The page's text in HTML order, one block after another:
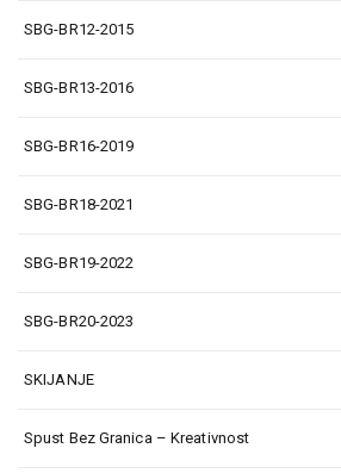
SBG-BR12-2015
SBG-BR13-2016
SBG-BR16-2019
SBG-BR18-2021
SBG-BR19-2022
SBG-BR20-2023
SKIJANJE
Spust Bez Granica – Kreativnost